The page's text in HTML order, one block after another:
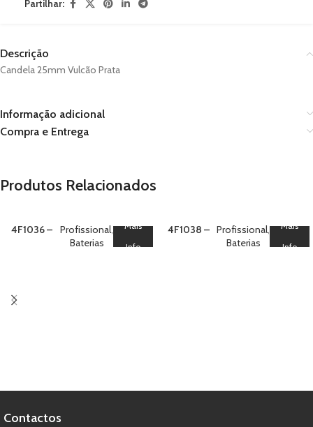
Partilhar:
Descrição
Candela 25mm Vulcão Prata
Informação adicional
Compra e Entrega
Produtos Relacionados
4F1036 –
Profissional
Baterias
Mais
Info
4F1038 – Profissional
Baterias
Mais
Info
Contactos